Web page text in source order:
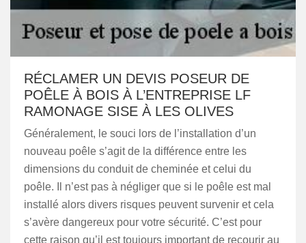
RÉCLAMER UN DEVIS POSEUR DE
POÊLE À BOIS À L’ENTREPRISE LF
RAMONAGE SISE À LES OLIVES
Généralement, le souci lors de l’installation d’un
nouveau poêle s’agit de la différence entre les
dimensions du conduit de cheminée et celui du
poêle. Il n’est pas à négliger que si le poêle est mal
installé alors divers risques peuvent survenir et cela
s’avère dangereux pour votre sécurité. C’est pour
cette raison qu’il est toujours important de recourir au